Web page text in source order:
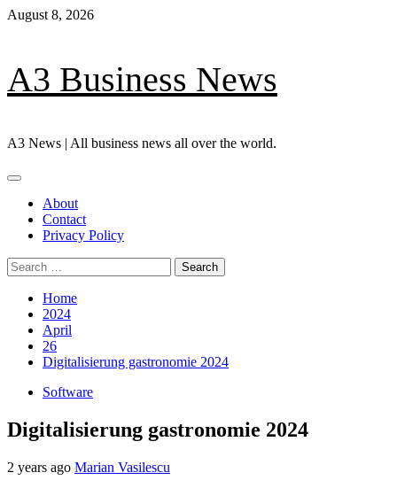
Skip
August 8, 2026
A3 Business News
A3 News | All business news all over the world.
Primary
About
Contact
Privacy Policy
Search
for:
Home
2024
April
26
Digitalisierung gastronomie 2024
Software
Digitalisierung gastronomie 2024
2 years ago Marian Vasilescu